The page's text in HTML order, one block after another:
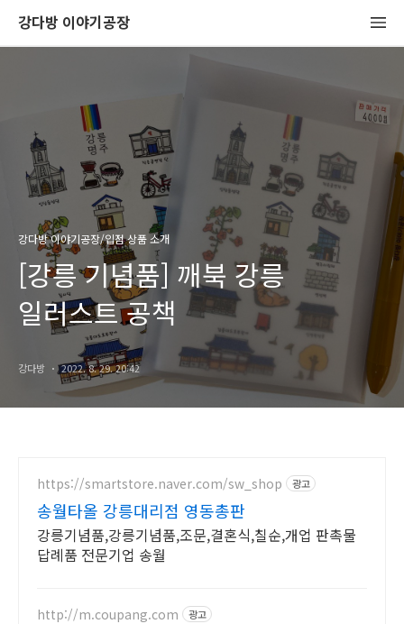
강다방 이야기공장
강다방 이야기공장/입점 상품 소개
[강릉 기념품] 깨북 강릉
일러스트 공책
강다방 2022. 8. 29. 20:42
https://smartstore.naver.com/sw_shop 광고
송월타올 강릉대리점 영동총판
강릉기념품,강릉기념품,조문,결혼식,칠순,개업 판촉물
답례품 전문기업 송월
http://m.coupang.com 광고